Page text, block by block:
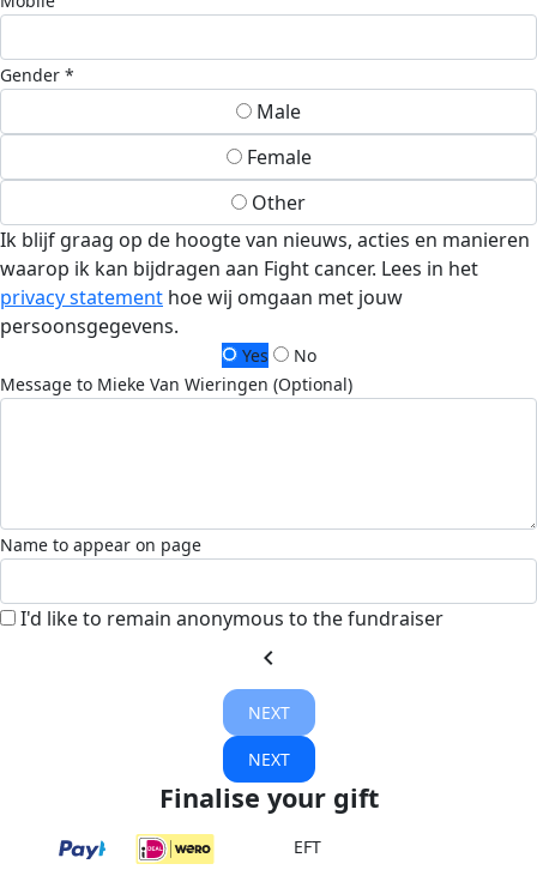
Gender *
Male
Female
Other
Ik blijf graag op de hoogte van nieuws, acties en manieren
waarop ik kan bijdragen aan Fight cancer. Lees in het
privacy statement hoe wij omgaan met jouw
persoonsgegevens.
Yes
No
Message to Mieke Van Wieringen (Optional)
Name to appear on page
I'd like to remain anonymous to the fundraiser
chevron_left
NEXT
NEXT
Finalise your gift
EFT